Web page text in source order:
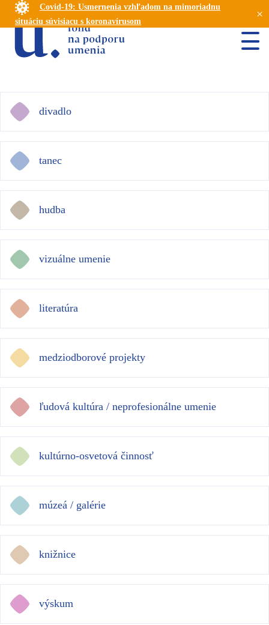
Covid-19: Usmernenia vzhľadom na mimoriadnu
situáciu súvisiacu s koronavírusom
×
divadlo
tanec
hudba
vizuálne umenie
literatúra
medziodborové projekty
ľudová kultúra / neprofesionálne umenie
kultúrno-osvetová činnosť
múzeá / galérie
knižnice
výskum